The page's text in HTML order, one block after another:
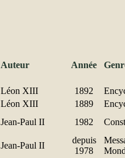
Auteur Année
Léon XIII 1892
Léon XIII 1889
Jean-Paul II 1982
Jean-Paul II
depuis
1978